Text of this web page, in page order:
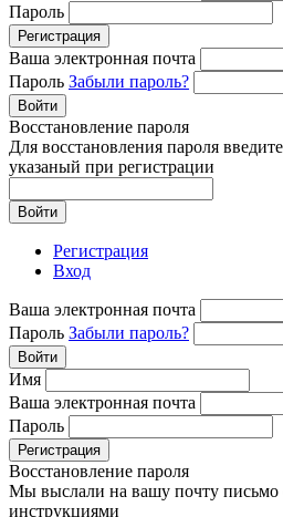
Пароль
Регистрация
Ваша электронная почта
Пароль Забыли пароль?
Войти
Восстановление пароля
Для восстановления пароля
указаный при регистрации
Войти
Регистрация
Вход
Ваша электронная почта
Пароль Забыли пароль?
Войти
Имя
Ваша электронная почта
Пароль
Регистрация
Восстановление пароля
Мы выслали на вашу почту письмо
инструкциями